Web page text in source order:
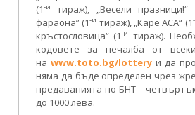
(1-и тираж), „Весели празници!“
фараона” (1-и тираж), „Каре АСА“ (1
кръстословица“ (1-и
тираж).
кодовете за печалба от
на www.toto.bg/lotteryи да
няма да бъде определен чрез
предаванията по БНТ –
до 1000 лева.